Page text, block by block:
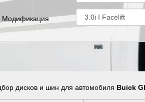
Модификация
дисков и шин для автомобиля Buick